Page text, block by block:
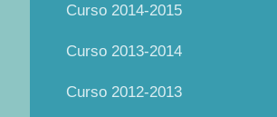
Curso 2014-2015
Curso 2013-2014
Curso 2012-2013